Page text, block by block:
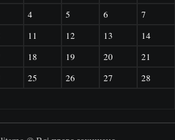
4 5 6
7
11 12 13
14
18 19 20
21
25 26 27
28